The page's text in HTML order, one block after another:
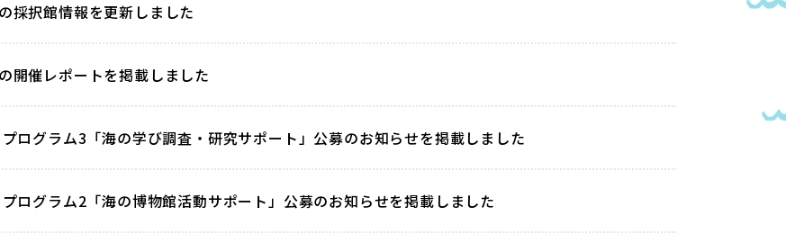
採択館情報を更新しました
開催レポートを掲載しました
ログラム3「海の学び調査・研究サポート」公募のお知らせを掲載しました
ログラム2「海の博物館活動サポート」公募のお知らせを掲載しました